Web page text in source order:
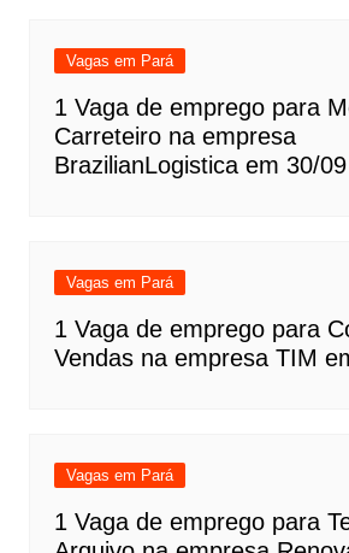
Vagas em Pará
1 Vaga de emprego para
Carreteiro na empresa
BrazilianLogistica em 30/09
Vagas em Pará
1 Vaga de emprego para
Vendas na empresa TIM
Vagas em Pará
1 Vaga de emprego para